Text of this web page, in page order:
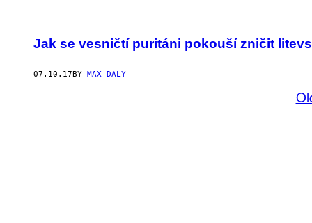
Jak se vesničtí puritáni pokouší zničit
07.10.17 BY MAX DALY